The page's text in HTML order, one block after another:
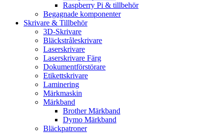
Raspberry Pi & tillbehör
Begagnade komponenter
Skrivare & Tillbehör
3D-Skrivare
Bläckstråleskrivare
Laserskrivare
Laserskrivare Färg
Dokumentförstörare
Etikettskrivare
Laminering
Märkmaskin
Märkband
Brother Märkband
Dymo Märkband
Bläckpatroner